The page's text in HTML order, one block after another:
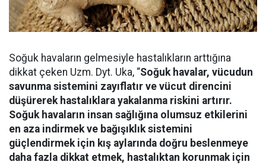
Soğuk havaların gelmesiyle hastalıkların arttığına
dikkat çeken Uzm. Dyt. Uka, “Soğuk havalar, vücudun
savunma sistemini zayıflatır ve vücut direncini
düşürerek hastalıklara yakalanma riskini artırır.
Soğuk havaların insan sağlığına olumsuz etkilerini
en aza indirmek ve bağışıklık sistemini
güçlendirmek için kış aylarında doğru beslenmeye
daha fazla dikkat etmek, hastalıktan korunmak için